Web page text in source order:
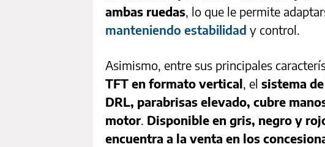
ambas ruedas, lo que le permite
manteniendo estabilidad y control.
Asimismo, entre sus principales
TFT en formato vertical, el sistema
DRL, parabrisas elevado, cubre
motor. Disponible en gris, negro y
encuentra a la venta en los